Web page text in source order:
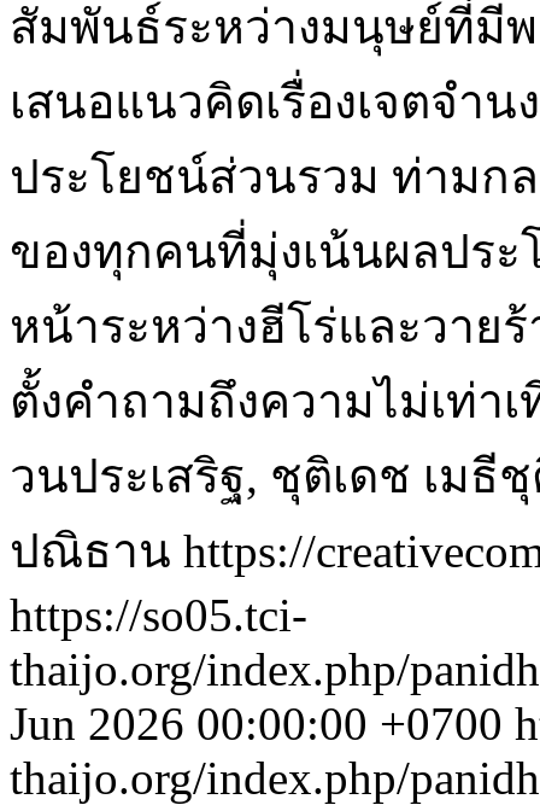
สัมพันธ์ระหว่างมนุษย์ที่มี
เสนอแนวคิดเรื่องเจตจำ
ประโยชน์ส่วนรวม ท่ามก
ของทุกคนที่มุ่งเน้นผลปร
หน้าระหว่างฮีโร่และวาย
ตั้งคำถามถึงความไม่เท่า
วนประเสริฐ, ชุติเดช เมธี
ปณิธาน https://
https://so05.tci-
thaijo.org/index.php/
Jun 2026 00:00:00 +0700
thaijo.org/index.php/